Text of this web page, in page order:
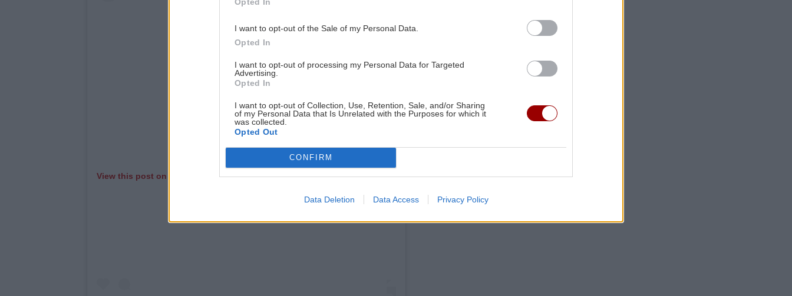
I want to opt-out of the Sale of my Personal Data.
Opted In
I want to opt-out of processing my Personal Data for Targeted
Advertising.
Opted In
I want to opt-out of Collection, Use, Retention, Sale, and/or Sharing
of my Personal Data that Is Unrelated with the Purposes for which it
was collected.
Opted Out
CONFIRM
Data Deletion Data Access Privacy Policy
View this post on Instagram